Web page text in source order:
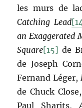
les murs de
Catching Lead
an Exaggerated
Square[15] de
de Joseph
Fernand Léger,
de Chuck Close,
Paul Sharits,